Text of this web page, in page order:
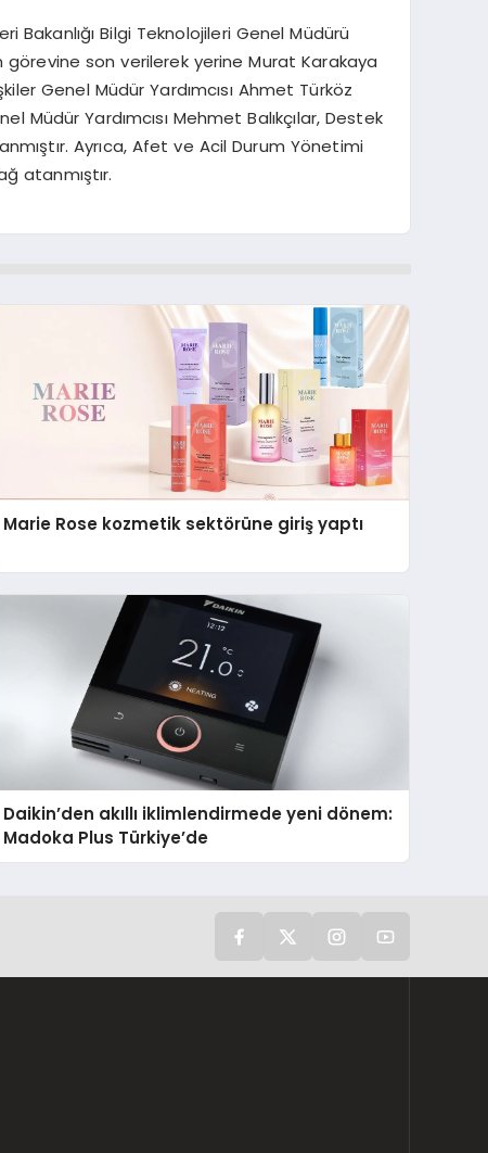
Bakanlığı Bilgi Teknolojileri Genel Müdürü
görevine son verilerek yerine Murat Karakaya
Genel Müdür Yardımcısı Ahmet Türköz
Müdür Yardımcısı Mehmet Balıkçılar, Destek
Ayrıca, Afet ve Acil Durum Yönetimi
atanmıştır.
Marie Rose kozmetik sektörüne giriş yaptı
Daikin’den akıllı iklimlendirmede yeni dönem:
Madoka Plus Türkiye’de